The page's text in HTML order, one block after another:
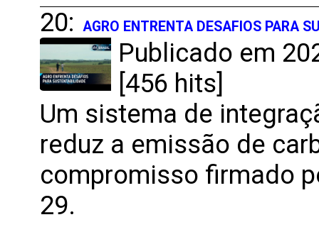
20:
AGRO ENTRENTA DESAFIOS PARA
Publicado em
[456 hits]
Um sistema de
reduz a emissão de
compromisso firmado
29.